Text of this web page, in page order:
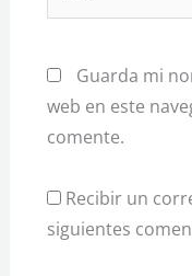
Guarda mi
web en este
comente.
Recibir un
siguientes